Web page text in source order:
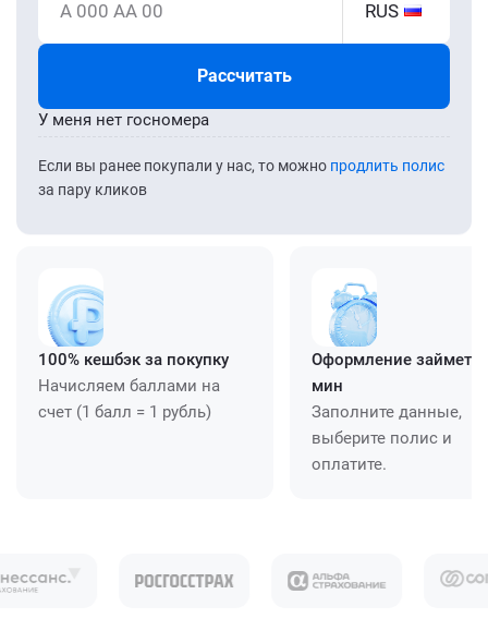
А 000 АА 00 RUS
Рассчитать
Если вы ранее покупали у нас, то можно продлить полис
за пару кликов
У меня нет госномера
100% кешбэк за покупку
Начисляем баллами на
счет (1 балл = 1 рубль)
Оформление займет
мин
Заполните данные,
выберите полис и
оплатите.